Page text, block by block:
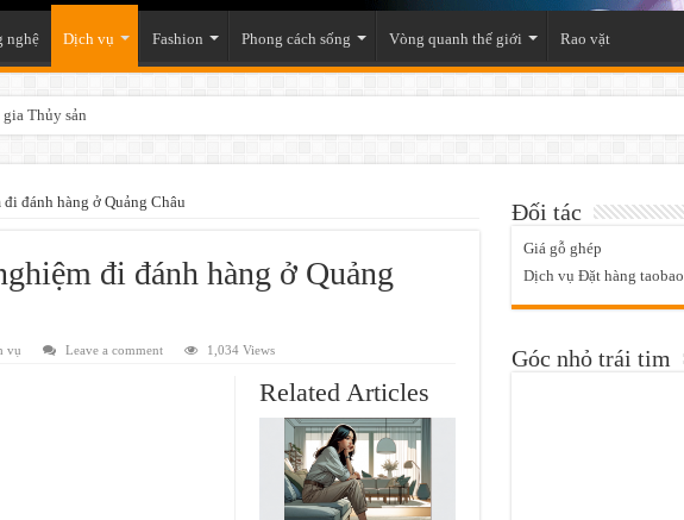
nghệ Dịch vụ Fashion Phong cách sống Vòng quanh thế giới Rao vặt
Thủy sản
phẩm phong thủy trong nhà
đánh hàng ở Quảng Châu
đi đánh hàng ở Quảng
vụ Leave a comment 1,034 Views
Related Articles
Đối tác
Giá gỗ ghép
Dịch vụ Đặt hàng taobao
Góc nhỏ trái tim